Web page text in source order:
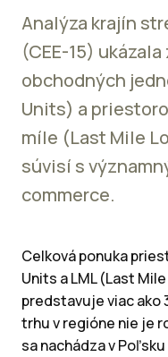
Analýza krajín
(CEE-15)
obchodných
Units) a
míle (Last Mile
súvisí s
commerce.
Celková ponuka
Units a LML (Last
predstavuje viac ako
trhu v regióne nie je
sa nachádza v